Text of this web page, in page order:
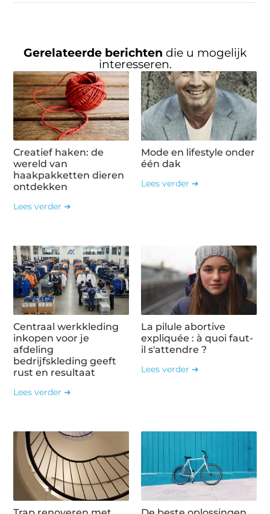
Gerelateerde berichten die u mogelijk
interesseren.
Creatief haken: de
wereld van
haakpakketten dieren
ontdekken
Lees verder ➜
Mode en lifestyle onder
één dak
Lees verder ➜
Centraal werkkleding
inkopen voor je
afdeling
bedrijfskleding geeft
rust en resultaat
Lees verder ➜
La pilule abortive
expliquée : à quoi faut-
il s'attendre ?
Lees verder ➜